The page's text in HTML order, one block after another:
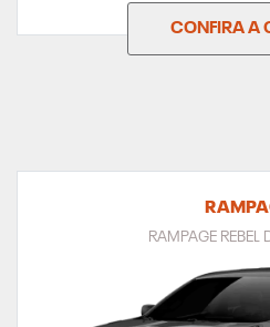
CONFIRA A
RAMPAGE REBEL